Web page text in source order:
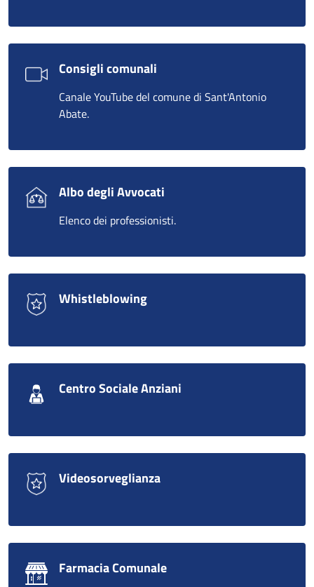
Consigli comunali
Canale YouTube del comune di Sant'Antonio
Abate.
Albo degli Avvocati
Elenco dei professionisti.
Whistleblowing
Centro Sociale Anziani
Videosorveglianza
Farmacia Comunale